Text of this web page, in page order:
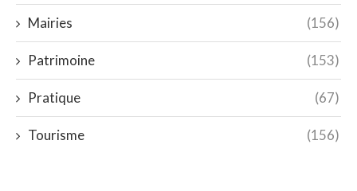
Mairies (156)
Patrimoine (153)
Pratique (67)
Tourisme (156)